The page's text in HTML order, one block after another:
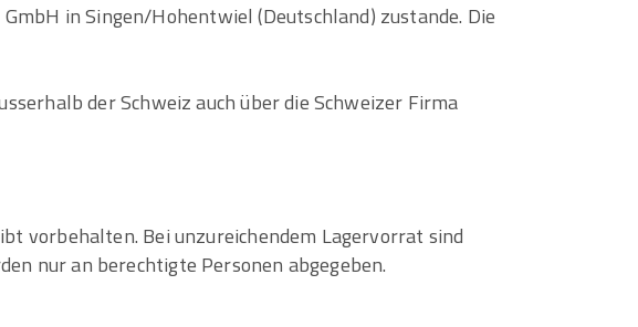
in Singen/Hohentwiel (Deutschland) zustande. Die
der Schweiz auch über die Schweizer Firma
vorbehalten. Bei unzureichendem Lagervorrat sind
nur an berechtigte Personen abgegeben.